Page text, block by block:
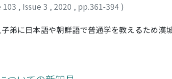
103 , Issue 3 , 2020 , pp.361-394)
に日本語や朝鮮語で普通学を教えるため漢
援や東亜同文会の影響による成功事例として
躍、出資に対する外務省の消極的な姿勢、
役割は日本の勢力維持・韓国人の懐柔・日